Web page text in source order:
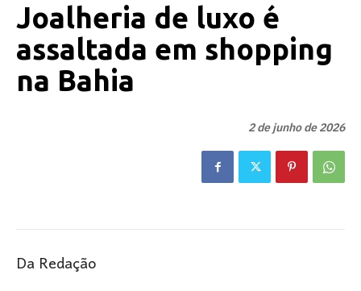
Joalheria de luxo é
assaltada em shopping
na Bahia
2 de junho de 2026
Da Redação